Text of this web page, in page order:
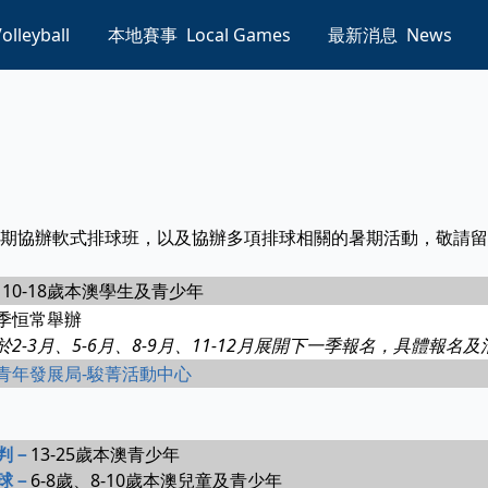
本地賽事 Local Games 最新消息 News
協辦軟式排球班，以及協辦多項排球相關的暑期活動，敬請
18歲本澳學生及青少年
恒常舉辦
2-3月、5-6月、8-9月、11-12月展開下一季報名，具體報名
年發展局-駿菁活動中心
－13-25歲本澳青少年
－6-8歲、8-10歲本澳兒童及青少年